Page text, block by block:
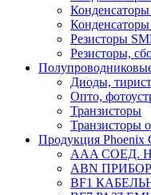
Конденсаторы
Резисторы
Резисторы,
Диоды,
Опто,
Транзисторы
Транзисторы
Продукция Phoenix
AAA СОЕД.
ABN
BF1